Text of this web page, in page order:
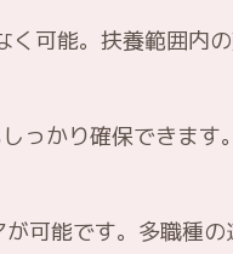
く可能。扶養範囲内
っかり確保できます
可能です。多職種